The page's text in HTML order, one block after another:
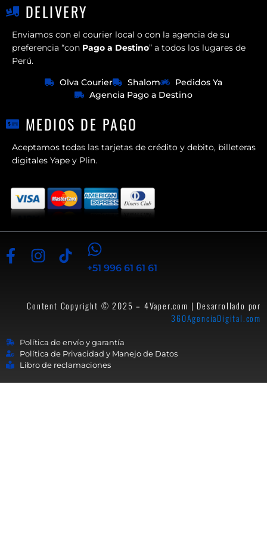
DELIVERY
Enviamos con el courier local o con la agencia de su
preferencia “con Pago a Destino” a todos los lugares de
Perú.
Olva Courier
Shalom
Pedidos Ya
Agencia Pago a Destino
MEDIOS DE PAGO
Aceptamos todas las tarjetas de crédito y debito, billeteras
digitales Yape y Plin.
+51 996 61 61 61
Content Copyright © 2025 – 4Vaper.com | Desarrollado por
360AgenciaDigital.com
Política de envío y garantía
Política de Privacidad y Manejo de Datos
Libro de reclamaciones